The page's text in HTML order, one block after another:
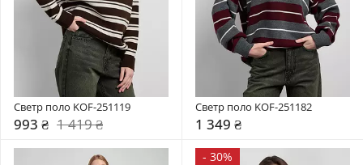
Светр поло KOF-251119
993 ₴ 1 419 ₴
Светр поло KOF-251182
1 349 ₴
- 30%